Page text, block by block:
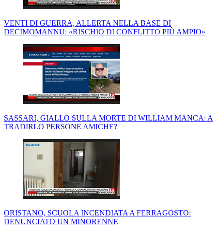
VENTI DI GUERRA, ALLERTA NELLA BASE DI
DECIMOMANNU: «RISCHIO DI CONFLITTO PIÙ AMPIO»
SASSARI, GIALLO SULLA MORTE DI WILLIAM MANCA: A
TRADIRLO PERSONE AMICHE?
ORISTANO, SCUOLA INCENDIATA A FERRAGOSTO:
DENUNCIATO UN MINORENNE